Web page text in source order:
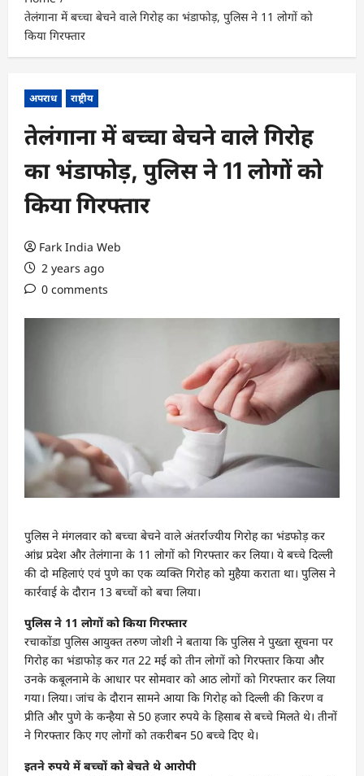
तेलंगाना में बच्चा बेचने वाले गिरोह का भंडाफोड़, पुलिस ने 11 लोगों को
किया गिरफ्तार
अपराध राष्ट्रीय
तेलंगाना में बच्चा बेचने वाले गिरोह
का भंडाफोड़, पुलिस ने 11 लोगों को
किया गिरफ्तार
Fark India Web
2 years ago
0 comments
पुलिस ने मंगलवार को बच्चा बेचने वाले अंतर्राज्यीय गिरोह का भंडफोड़ कर
आंध्र प्रदेश और तेलंगाना के 11 लोगों को गिरफ्तार कर लिया। ये बच्चे दिल्ली
की दो महिलाएं एवं पुणे का एक व्यक्ति गिरोह को मुहैया कराता था। पुलिस ने
कार्रवाई के दौरान 13 बच्चों को बचा लिया।
पुलिस ने 11 लोगों को किया गिरफ्तार
रचाकोंडा पुलिस आयुक्त तरुण जोशी ने बताया कि पुलिस ने पुख्ता सूचना पर
गिरोह का भंडाफोड़ कर गत 22 मई को तीन लोगों को गिरफ्तार किया और
उनके कबूलनामे के आधार पर सोमवार को आठ लोगों को गिरफ्तार कर लिया
गया। लिया। जांच के दौरान सामने आया कि गिरोह को दिल्ली की किरण व
प्रीति और पुणे के कन्हैया से 50 हजार रुपये के हिसाब से बच्चे मिलते थे। तीनों
ने गिरफ्तार किए गए लोगों को तकरीबन 50 बच्चे दिए थे।
इतने रुपये में बच्चों को बेचते थे आरोपी